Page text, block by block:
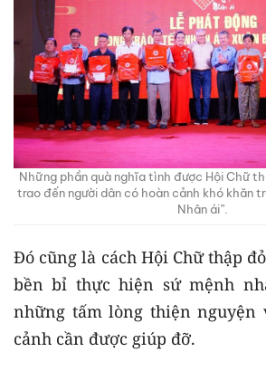
Những phần quà nghĩa tình được Hội Chữ
trao đến người dân có hoàn cảnh khó khăn
Nhân ái”.
Đó cũng là cách Hội Chữ thập
bền bỉ thực hiện sứ mệnh
những tấm lòng thiện nguyện
cảnh cần được giúp đỡ.